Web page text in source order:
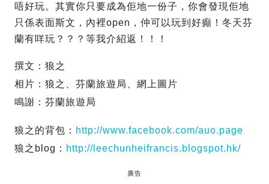
唔好玩。其實你只要成為佢地一份子，你會發現佢地
只係表面斯文，內裡open，仲可以玩到好癲！冬天芬
蘭有咩玩？？？等我介紹返！！！
撰文：狼之
相片：狼之、芬蘭旅遊局、網上圖片
鳴謝：芬蘭旅遊局
狼之的背包： http://www.facebook.com/auo.page
狼之blog： http://leechunheifrancis.blogspot.hk/
廣告